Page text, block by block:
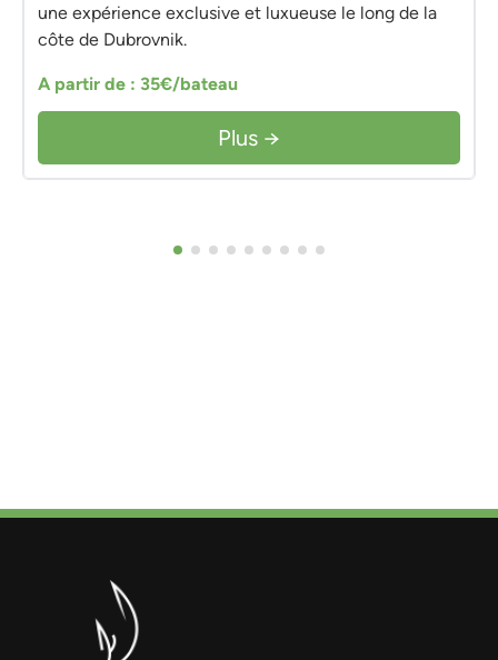
une expérience exclusive et luxueuse le long de la
côte de Dubrovnik.
A partir de : 35€/bateau
Plus →